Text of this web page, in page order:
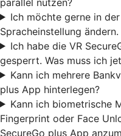
Ich möchte gerne in
Spracheinstellung
Ich habe die VR
gesperrt. Was muss ich
Kann ich mehrere
plus App hinterlegen?
Kann ich biometrische
Fingerprint oder Face
SecureGo plus App